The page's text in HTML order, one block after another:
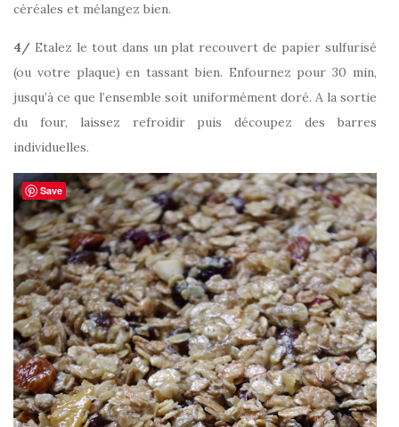
céréales et mélangez bien.
4/ Etalez le tout dans un plat recouvert de papier sulfurisé
(ou votre plaque) en tassant bien. Enfournez pour 30 min,
jusqu’à ce que l’ensemble soit uniformément doré. A la sortie
du four, laissez refroidir puis découpez des barres
individuelles.
Save